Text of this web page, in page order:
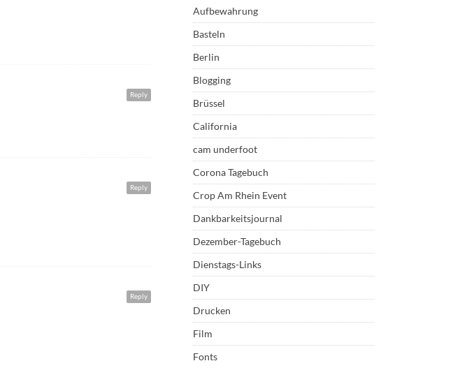
Reply
Reply
Reply
Aufbewahrung
Basteln
Berlin
Blogging
Brüssel
California
cam underfoot
Corona Tagebuch
Crop Am Rhein Event
Dankbarkeitsjournal
Dezember-Tagebuch
Dienstags-Links
DIY
Drucken
Film
Fonts